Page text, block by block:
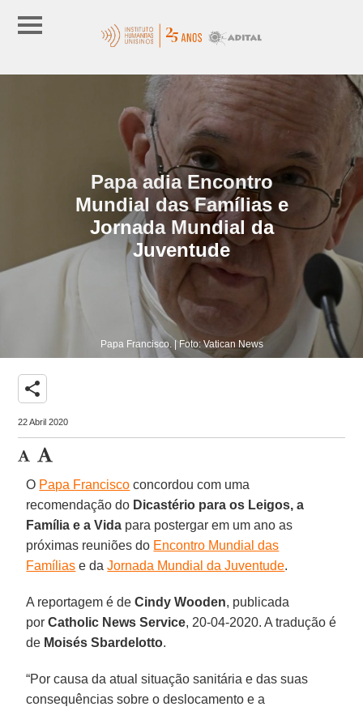
Papa adia Encontro
Mundial das Famílias e
Jornada Mundial da
Juventude
Papa Francisco. | Foto: Vatican News
share
22 Abril 2020
O Papa Francisco concordou com uma
recomendação do Dicastério para os Leigos, a
Família e a Vida para postergar em um ano as
próximas reuniões do Encontro Mundial das
Famílias e daJornada Mundial da Juventude.
A reportagem é deCindy Wooden, publicada
porCatholic News Service, 20-04-2020. A tradução é
de Moisés Sbardelotto.
“Por causa da atual situação sanitária e das suas
consequências sobre o deslocamento e a